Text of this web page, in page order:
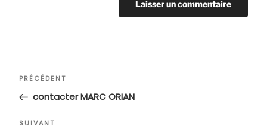
Navigation
l’article
Article
précédent
PRÉCÉDENT
contacter MARC ORIAN
Article
SUIVANT